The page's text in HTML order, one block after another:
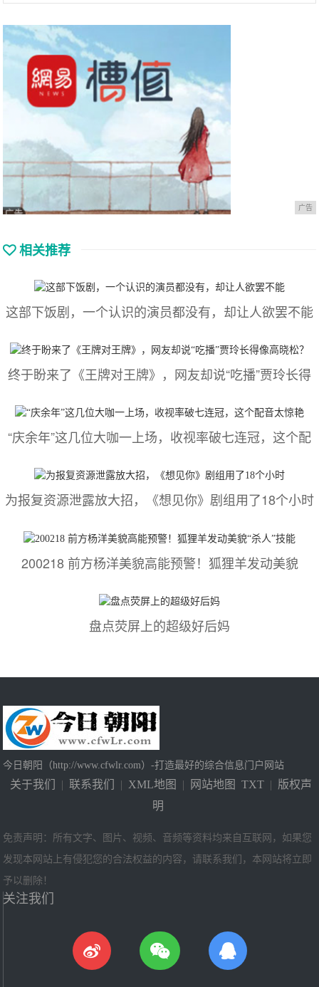
广告
相关推荐
这部下饭剧，一个认识的演员都没有，却让人欲罢不能
终于盼来了《王牌对王牌》，网友却说“吃播”贾玲长得
“庆余年”这几位大咖一上场，收视率破七连冠，这个配
为报复资源泄露放大招，《想见你》剧组用了18个小时
200218 前方杨洋美貌高能预警！狐狸羊发动美貌
盘点荧屏上的超级好后妈
今日朝阳（http://www.cfwlr.com）-打造最好的综合信息门户网站
关于我们 | 联系我们 | XML地图 | 网站地图 TXT | 版权声
明
免责声明：所有文字、图片、视频、音频等资料均来自互联网，如果您
发现本网站上有侵犯您的合法权益的内容，请联系我们，本网站将立即
予以删除！
关注我们